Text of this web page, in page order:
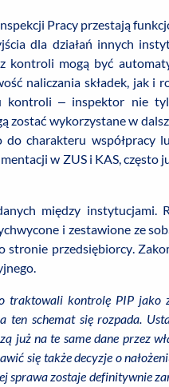
Pracy przestają
dla działań innych
kontroli mogą być
naliczania składek, jak
kontroli – inspektor nie
zostać wykorzystane w
charakteru współpracy
w ZUS i KAS, często
między instytucjami.
i zestawione ze
przedsiębiorcy.
traktowali kontrolę PIP jako
schemat się rozpada.
już na te same dane przez
się także decyzje o
sprawa zostaje definitywnie